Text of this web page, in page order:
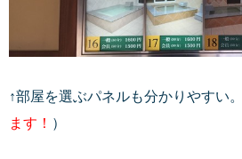
↑部屋を選ぶパネルも分かりやすい
ます！ ）